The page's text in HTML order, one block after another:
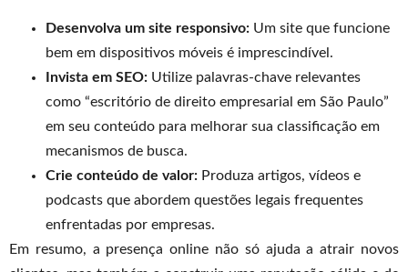
Desenvolva um site responsivo: Um site que funcione
bem em dispositivos móveis é imprescindível.
Invista em SEO: Utilize palavras-chave relevantes
como “escritório de direito empresarial em São Paulo”
em seu conteúdo para melhorar sua classificação em
mecanismos de busca.
Crie conteúdo de valor: Produza artigos, vídeos e
podcasts que abordem questões legais frequentes
enfrentadas por empresas.
Em resumo, a presença online não só ajuda a atrair novos